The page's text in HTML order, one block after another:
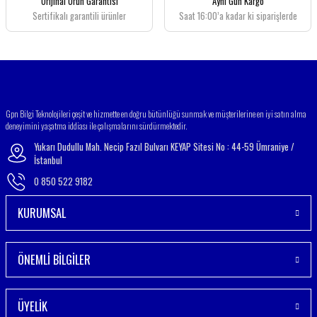
Bu ürüne benzer farklı alternatifler olmalı.
Sertifikalı garantili ürünler
Saat 16:00’a kadar ki siparişlerde
Gpn Bilgi Teknolojileri çeşit ve hizmette en doğru bütünlüğü sunmak ve müşterilerine en iyi satın alma
deneyimini yaşatma iddiası ile çalışmalarını sürdürmektedir.
Yukarı Dudullu Mah. Necip Fazıl Bulvarı KEYAP Sitesi No : 44-59 Ümraniye /
İstanbul
0 850 522 9182
KURUMSAL
ÖNEMLİ BİLGİLER
ÜYELİK